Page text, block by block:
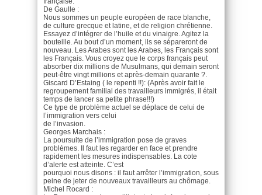
De Gaulle :
Nous sommes un peuple européen de race blanche,
de culture grecque et latine, et de religion chrétienne.
Essayez d’intégrer de l’huile et du vinaigre. Agitez la
bouteille. Au bout d’un moment, ils se sépareront de
nouveau. Les Arabes sont les Arabes, les Français sont
les Français. Vous croyez que le corps français peut
absorber dix millions de Musulmans, qui demain seront
peut-être vingt millions et après-demain quarante ?.
Giscard D’Estaing ( le repenti !!): (Après avoir fait le
regroupement familial des travailleurs immigrés, il était
temps de lancer sa petite phrase!!!)
Ce type de problème actuel se déplace de celui de
l’immigration vers celui
de l’invasion.
Georges Marchais :
La poursuite de l’immigration pose de graves
problèmes. Il faut les regarder en face et prendre
rapidement les mesures indispensables. La cote
d’alerte est atteinte. C’est
pourquoi nous disons : il faut arrêter l’immigration, sous
peine de jeter de nouveaux travailleurs au chômage.
Michel Rocard :